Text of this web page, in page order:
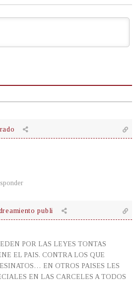
publi
POR LAS LEYES TONTAS
EL PAIS. CONTRA LOS QUE
EN OTROS PAISES LES
EN LAS CARCELES A TODOS